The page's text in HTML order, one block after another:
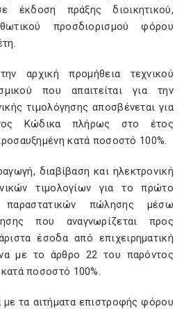
έκδοση πράξης διοικητικού,
προσδιορισμού φόρου
αρχική προμήθεια τεχνικού
που απαιτείται για την
τιμολόγησης αποσβένεται για
Κώδικα πλήρως στο έτος
κατά ποσοστό 100%.
διαβίβαση και ηλεκτρονική
τιμολογίων για το πρώτο
πώλησης μέσω
που αναγνωρίζεται προς
έσοδα από επιχειρηματική
με το άρθρο 22 του παρόντος
ποσοστό 100%.
τα αιτήματα επιστροφής φόρου